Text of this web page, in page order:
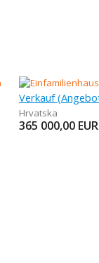
Hrvatska
365 000,00 EUR